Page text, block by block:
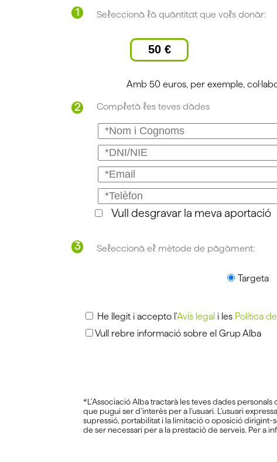
1 Selecciona la quantitat que vols donar:
50 €
Amb 50 euros, per exemple,
2 Completa les teves dades
Vull desgravar la meva aportació
3 Selecciona el mètode de pagament:
Targeta
He llegit i accepto l'Avís legal i les Política
Vull rebre informació sobre el Grup Alba
*L’Associació Alba tractarà les teves dades
que pugui ser d’interès per a l’usuari. L’usuari
supressió, portabilitat i la limitació o oposició dirigint-
de ser necessari per a la prestació de serveis. Per a